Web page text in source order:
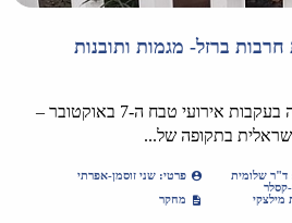
ברזל- מגמות ותובנות
מלחמת חרבות ברזל שפרצה בעקבות אירועי טבח ה-7 באוקטובר –
ד"ר שלומית
קסלר
פרטי: שני זוסמן-אפרתי
מילצקי מחקר